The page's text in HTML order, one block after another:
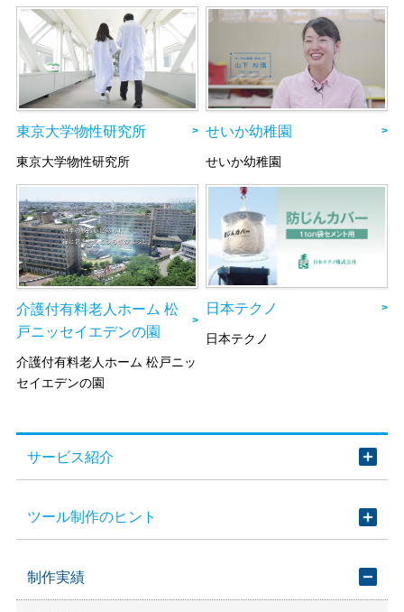
東京大学物性研究所
東京大学物性研究所
せいか幼稚園
せいか幼稚園
介護付有料老人ホーム 松
戸ニッセイエデンの園
介護付有料老人ホーム 松戸ニッ
セイエデンの園
日本テクノ
日本テクノ
サービス紹介
ツール制作のヒント
制作実績